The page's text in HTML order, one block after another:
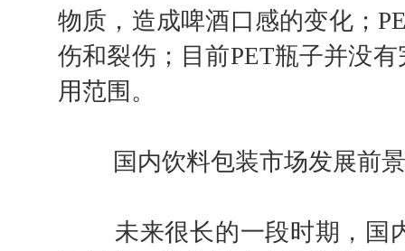
物质，造成啤酒口感的变化；
伤和裂伤；目前PET瓶子并没
用范围。
国内饮料包装市场发展前景
未来很长的一段时期，国内